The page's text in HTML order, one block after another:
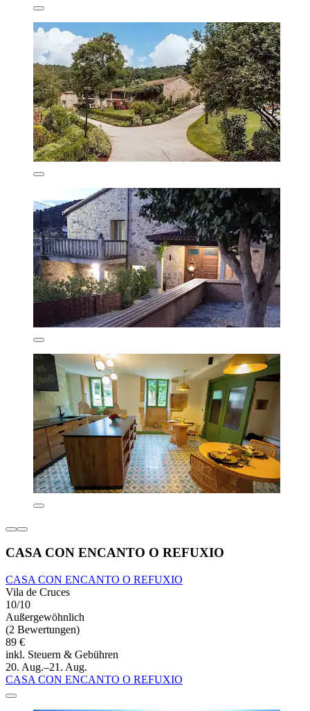
CASA CON ENCANTO O REFUXIO
CASA CON ENCANTO O REFUXIO
Vila de Cruces
10/10
Außergewöhnlich
(2 Bewertungen)
89 €
inkl. Steuern & Gebühren
20. Aug.–21. Aug.
CASA CON ENCANTO O REFUXIO